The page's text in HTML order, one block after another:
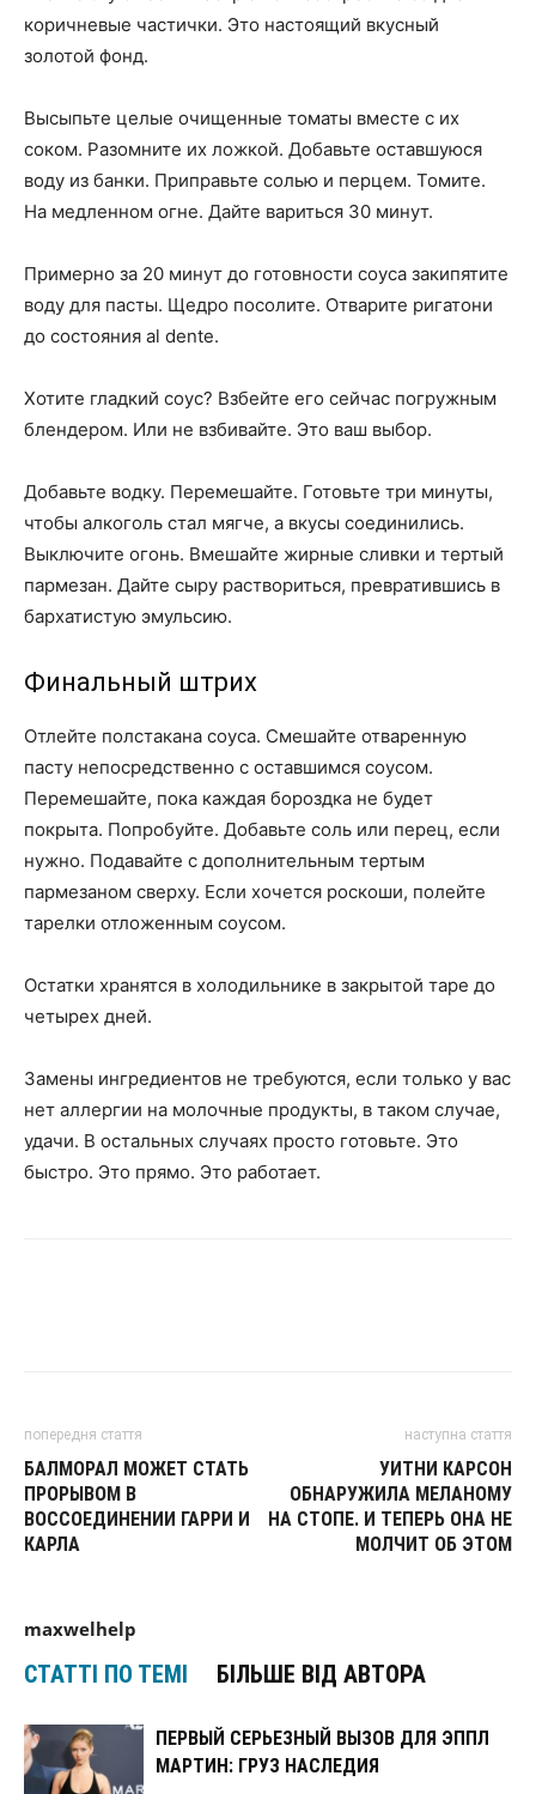
коричневые частички. Это настоящий вкусный
золотой фонд.
Высыпьте целые очищенные томаты вместе с их
соком. Разомните их ложкой. Добавьте оставшуюся
воду из банки. Приправьте солью и перцем. Томите.
На медленном огне. Дайте вариться 30 минут.
Примерно за 20 минут до готовности соуса закипятите
воду для пасты. Щедро посолите. Отварите ригатони
до состояния al dente.
Хотите гладкий соус? Взбейте его сейчас погружным
блендером. Или не взбивайте. Это ваш выбор.
Добавьте водку. Перемешайте. Готовьте три минуты,
чтобы алкоголь стал мягче, а вкусы соединились.
Выключите огонь. Вмешайте жирные сливки и тертый
пармезан. Дайте сыру раствориться, превратившись в
бархатистую эмульсию.
Финальный штрих
Отлейте полстакана соуса. Смешайте отваренную
пасту непосредственно с оставшимся соусом.
Перемешайте, пока каждая бороздка не будет
покрыта. Попробуйте. Добавьте соль или перец, если
нужно. Подавайте с дополнительным тертым
пармезаном сверху. Если хочется роскоши, полейте
тарелки отложенным соусом.
Остатки хранятся в холодильнике в закрытой таре до
четырех дней.
Замены ингредиентов не требуются, если только у вас
нет аллергии на молочные продукты, в таком случае,
удачи. В остальных случаях просто готовьте. Это
быстро. Это прямо. Это работает.
попередня стаття
БАЛМОРАЛ МОЖЕТ СТАТЬ
ПРОРЫВОМ В
ВОССОЕДИНЕНИИ ГАРРИ И
КАРЛА
наступна стаття
УИТНИ КАРСОН
ОБНАРУЖИЛА МЕЛАНОМУ
НА СТОПЕ. И ТЕПЕРЬ ОНА НЕ
МОЛЧИТ ОБ ЭТОМ
maxwelhelp
СТАТТІ ПО ТЕМІ БІЛЬШЕ ВІД АВТОРА
ПЕРВЫЙ СЕРЬЕЗНЫЙ ВЫЗОВ ДЛЯ ЭППЛ
МАРТИН: ГРУЗ НАСЛЕДИЯ